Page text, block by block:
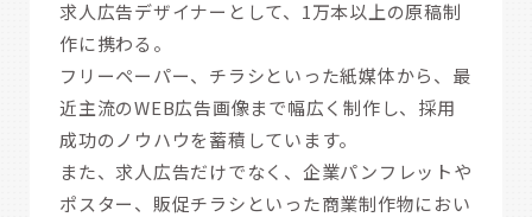
求人広告デザイナーとして、1万本以上の原稿制
作に携わる。
フリーペーパー、チラシといった紙媒体から、最
近主流のWEB広告画像まで幅広く制作し、採用
成功のノウハウを蓄積しています。
また、求人広告だけでなく、企業パンフレットや
ポスター、販促チラシといった商業制作物におい